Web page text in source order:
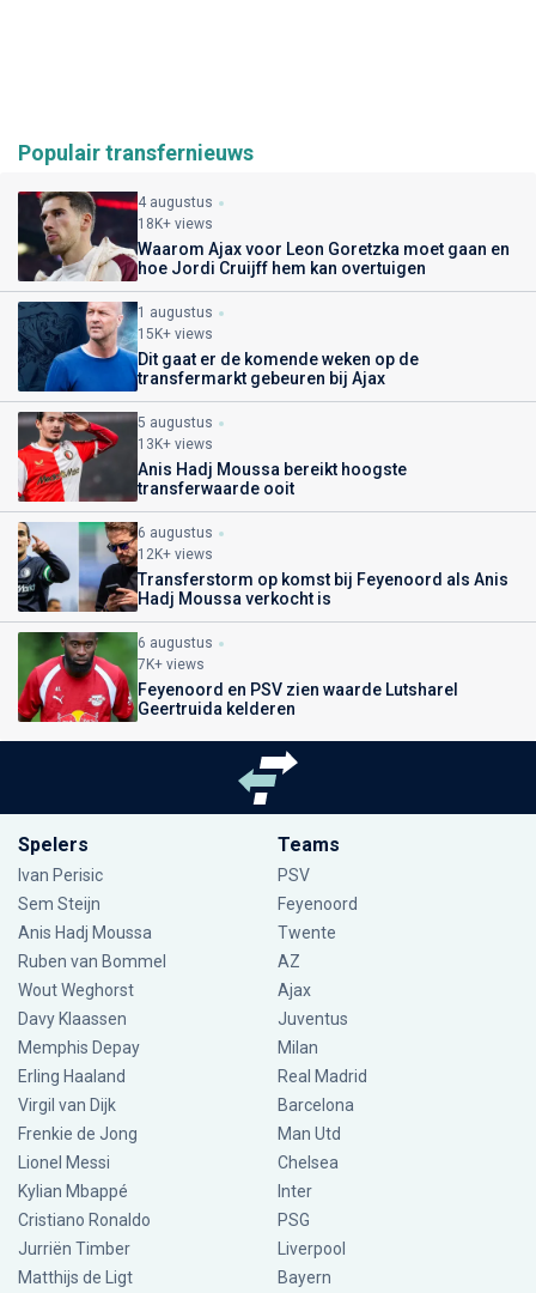
Populair transfernieuws
4 augustus
18K+ views
Waarom Ajax voor Leon Goretzka moet gaan en
hoe Jordi Cruijff hem kan overtuigen
1 augustus
15K+ views
Dit gaat er de komende weken op de
transfermarkt gebeuren bij Ajax
5 augustus
13K+ views
Anis Hadj Moussa bereikt hoogste
transferwaarde ooit
6 augustus
12K+ views
Transferstorm op komst bij Feyenoord als Anis
Hadj Moussa verkocht is
6 augustus
7K+ views
Feyenoord en PSV zien waarde Lutsharel
Geertruida kelderen
Spelers
Ivan Perisic
Sem Steijn
Anis Hadj Moussa
Ruben van Bommel
Wout Weghorst
Davy Klaassen
Memphis Depay
Erling Haaland
Virgil van Dijk
Frenkie de Jong
Lionel Messi
Kylian Mbappé
Cristiano Ronaldo
Jurriën Timber
Matthijs de Ligt
Teams
PSV
Feyenoord
Twente
AZ
Ajax
Juventus
Milan
Real Madrid
Barcelona
Man Utd
Chelsea
Inter
PSG
Liverpool
Bayern